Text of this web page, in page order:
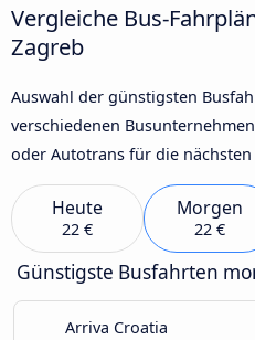
Vergleiche Bus-
Zagreb
Auswahl der günstigsten
verschiedenen
oder Autotrans für die nächsten
Heute
22 €
Morgen
22 €
Günstigste Busfahrten
Arriva Croatia